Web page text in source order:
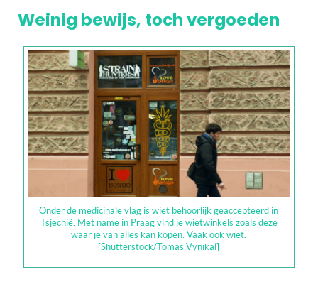
Weinig bewijs, toch vergoeden
Onder de medicinale vlag is wiet behoorlijk geaccepteerd in
Tsjechië. Met name in Praag vind je wietwinkels zoals deze
waar je van alles kan kopen. Vaak ook wiet.
[Shutterstock/Tomas Vynikal]